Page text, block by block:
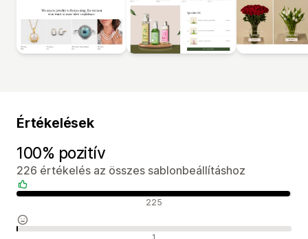
Értékelések
100% pozitív
226 értékelés az összes sablonbeállításhoz
Pozitív értékelések 225
Semleges értékelések